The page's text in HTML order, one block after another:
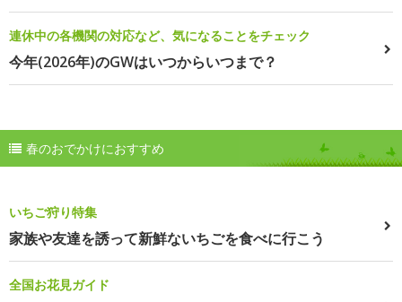
連休中の各機関の対応など、気になることをチェック
今年(2026年)のGWはいつからいつまで？
春のおでかけにおすすめ
いちご狩り特集
家族や友達を誘って新鮮ないちごを食べに行こう
全国お花見ガイド